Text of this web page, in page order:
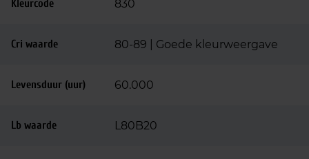
Kleurcode 830
Cri waarde 80-89 | Goede kleurweergave
Levensduur (uur) 60.000
Lb waarde L80B20